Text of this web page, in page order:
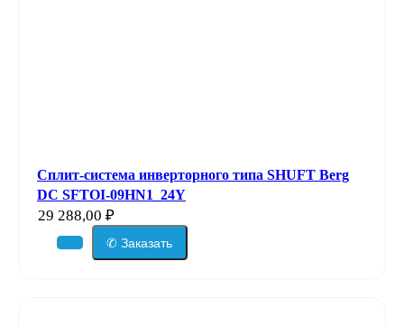
Сплит-система инверторного типа SHUFT Berg
DC SFTOI-09HN1_24Y
29 288,00 ₽
✆ Заказать